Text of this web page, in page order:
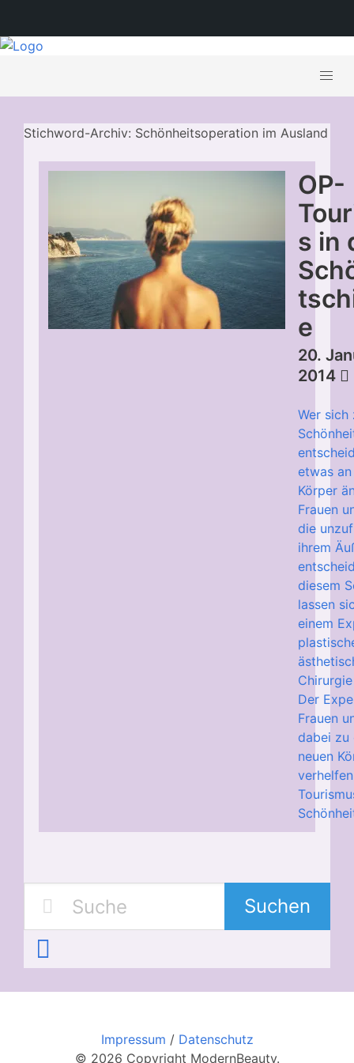
Stichword-Archiv: Schönheitsoperation im Ausland
OP-
s in
e
20.
2014
Wer sich
etwas
Körper
Frauen
die
ihrem
diesem
lassen
einem
Der
Frauen
dabei zu
neuen
Suchen
Impressum / Datenschutz
© 2026 Copyright ModernBeauty.